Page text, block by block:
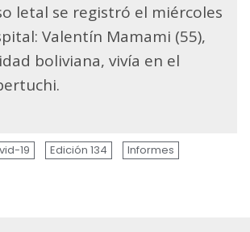
letal se registró el miércoles
Valentín Mamami (55),
boliviana, vivía en el
19 Edición 134
Informes